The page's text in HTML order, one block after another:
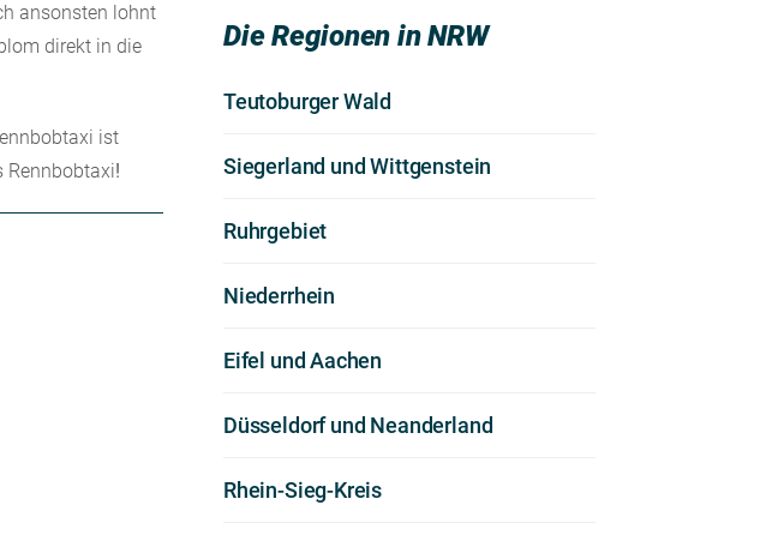
ansonsten lohnt
direkt in die
ist
Rennbobtaxi!
Die Regionen in NRW
Teutoburger Wald
Siegerland und Wittgenstein
Ruhrgebiet
Niederrhein
Eifel und Aachen
Düsseldorf und Neanderland
Rhein-Sieg-Kreis